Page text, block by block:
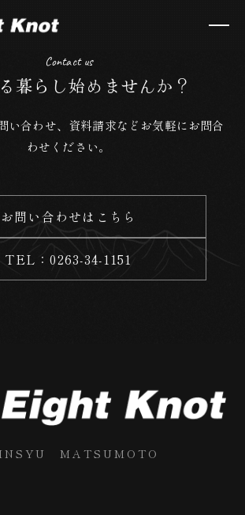
Contact us
暮らし始めませんか？
い合わせ、資料請求などお気軽にお問合
わせください。
お問い合わせはこちら
TEL：0263-34-1151
MATSUMOTO